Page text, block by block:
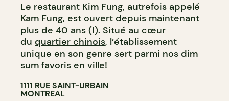
Le restaurant Kim Fung, autrefois appelé
Kam Fung, est ouvert depuis maintenant
plus de 40 ans (!). Situé au cœur
du quartier chinois, l’établissement
unique en son genre sert parmi nos dim
sum favoris en ville!
1111 RUE SAINT-URBAIN
MONTREAL